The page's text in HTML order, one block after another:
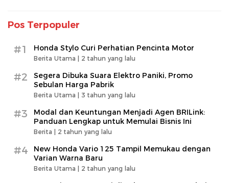
Pos Terpopuler
#1 Honda Stylo Curi Perhatian Pencinta Motor
Berita Utama | 2 tahun yang lalu
#2
Segera Dibuka Suara Elektro Paniki, Promo
Sebulan Harga Pabrik
Berita Utama | 3 tahun yang lalu
#3
Modal dan Keuntungan Menjadi Agen BRILink:
Panduan Lengkap untuk Memulai Bisnis Ini
Berita | 2 tahun yang lalu
#4
New Honda Vario 125 Tampil Memukau dengan
Varian Warna Baru
Berita Utama | 2 tahun yang lalu